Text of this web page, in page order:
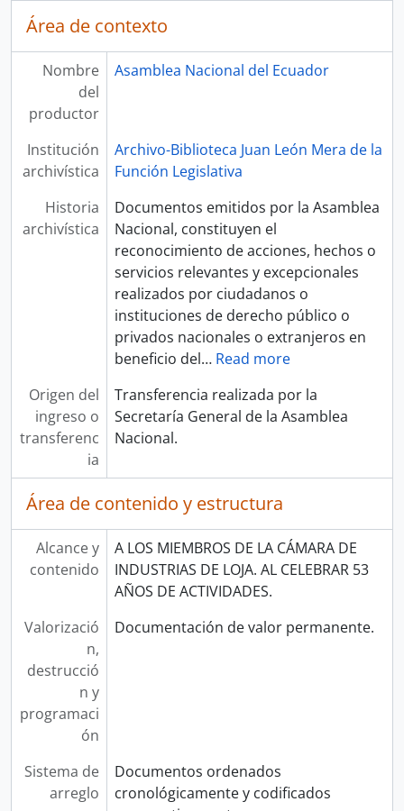
Área de contexto
Nombre
del
productor
Asamblea Nacional del Ecuador
Institución
archivística
Archivo-Biblioteca Juan León Mera de la
Función Legislativa
Historia
archivística
Documentos emitidos por la Asamblea
Nacional, constituyen el
reconocimiento de acciones, hechos o
servicios relevantes y excepcionales
realizados por ciudadanos o
instituciones de derecho público o
privados nacionales o extranjeros en
beneficio del… Read more
Origen del
ingreso o
transferenc
ia
Transferencia realizada por la
Secretaría General de la Asamblea
Nacional.
Área de contenido y estructura
Alcance y
contenido
A LOS MIEMBROS DE LA CÁMARA DE
INDUSTRIAS DE LOJA. AL CELEBRAR 53
AÑOS DE ACTIVIDADES.
Valorizació
n,
destrucció
n y
programaci
ón
Documentación de valor permanente.
Sistema de
arreglo
Documentos ordenados
cronológicamente y codificados